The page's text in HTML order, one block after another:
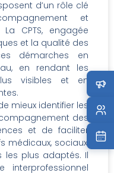
d’un rôle clé
et
CPTS, engagée
et la qualité des
démarches en
en rendant les
visibles et en
mieux identifier les
des
et de faciliter
médicaux, sociaux,
les plus adaptés. Il